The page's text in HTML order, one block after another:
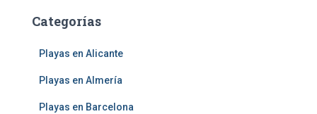
Categorías
Playas en Alicante
Playas en Almería
Playas en Barcelona